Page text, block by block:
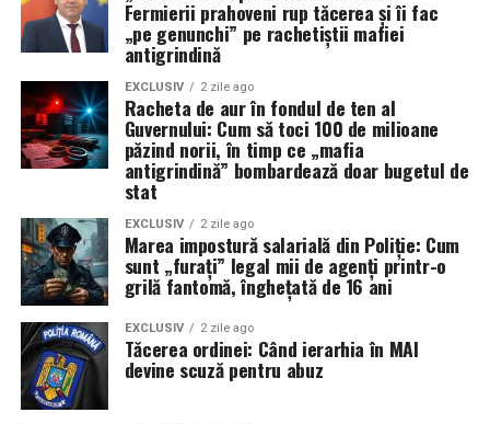
După cinci luni de conflict, concluzia este ineluctabilă: o
strâmtoare blocată sub ochii unei flote de 290 de nave și
345.000 de marinari este, prin definiție, un eșec naval.
Până când această problemă nu va fi diagnosticată și
rezolvată, supremația maritimă a SUA rămâne doar un
concept teoretic, în timp ce 500 de nave comerciale
stau blocate, așteptând o siguranță care nu mai vine.
Fermierii prahoveni rup tăcerea și îi fac
„pe genunchi” pe rachetiștii mafiei
antigrindină
EXCLUSIV 2 zile ago
Racheta de aur în fondul de ten al
Guvernului: Cum să toci 100 de milioane
păzind norii, în timp ce „mafia
antigrindină” bombardează doar bugetul de
stat
EXCLUSIV 2 zile ago
Marea impostură salarială din Poliție: Cum
sunt „furați” legal mii de agenți printr-o
grilă fantomă, înghețată de 16 ani
EXCLUSIV 2 zile ago
Tăcerea ordinei: Când ierarhia în MAI
devine scuză pentru abuz